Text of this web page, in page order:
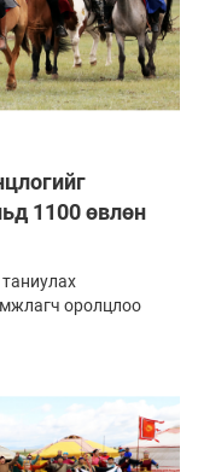
1100 өвлөн
оролцлоо